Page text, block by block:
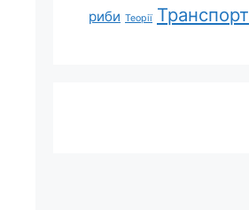
риби Теорії Транспорт